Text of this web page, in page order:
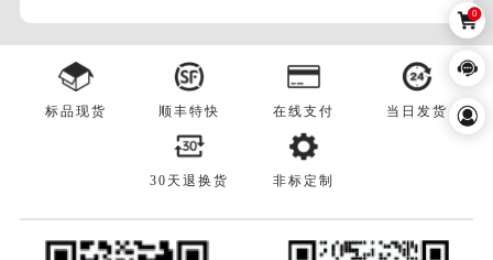
标品现货 顺丰特快 在线支付 当日发货
30天退换货 非标定制
0